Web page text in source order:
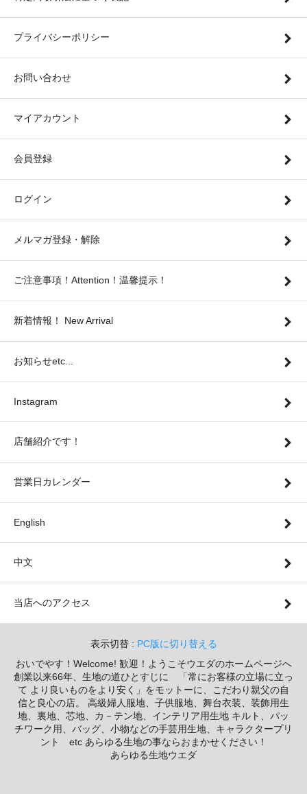
プライバシーポリシー
お問い合わせ
マイアカウント
会員登録
ログイン
メルマガ登録・解除
ご注意事項！Attention！温馨提示！
新着情報！ New Arrival
お知らせetc...
Instagram
店舗紹介です！
営業日カレンダー
English
中文
当店へのアクセス
表示切替 : PC版に切り替える
おいでやす！Welcome! 歓迎！ようこそウエダのホームページへ
創業以来66年、生地の道ひとすじに 「常にお客様の立場に立っ
て より良いものをより安く」をモットーに、こだわり親父の自
信と良心の店。 高級婦人服地、子供服地、舞台衣装、装飾用生
地、裏地、芯地、カ－テン地、インテリア用生地 キルト、パッ
チワーク用、バッグ、小物などの手芸用生地、キャラクタープリ
ント etc あらゆる生地の事ならおまかせください！
あらゆる生地ウエダ